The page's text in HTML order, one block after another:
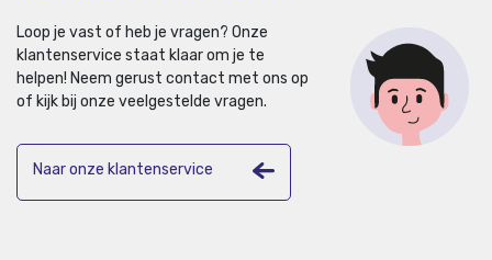
Loop je vast of heb je vragen? Onze
klantenservice staat klaar om je te
helpen! Neem gerust contact met ons op
of kijk bij onze veelgestelde vragen.
Naar onze klantenservice